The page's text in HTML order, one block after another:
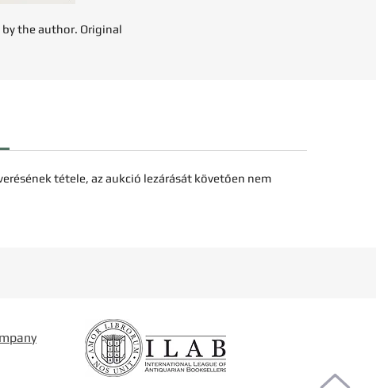
the author. Original
tétele, az aukció lezárását követően nem